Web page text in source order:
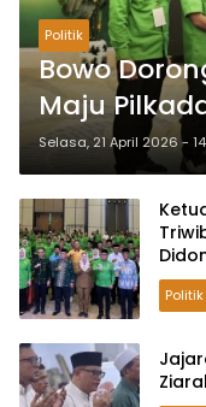
Politik
Bowo
Maju
Politik